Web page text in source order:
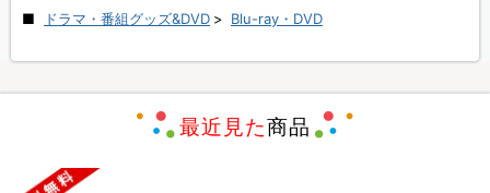
ドラマ・番組グッズ&DVD > Blu-ray・DVD
最近見た商品